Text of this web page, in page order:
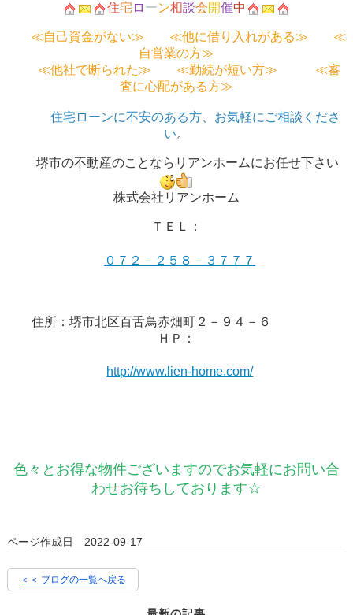
住宅 ロ ーン相談会開催中
≪自己資金がない≫ ≪他に借り入れがある≫ ≪
自営業の方≫
≪他社で断られた≫ ≪勤続が短い方≫ ≪審
査に心配がある方≫
住宅ローンに不安のある方、お気軽にご相談くださ
い。
堺市の不動産のことならリアンホームにお任せ下さい
株式会社リアンホーム
ＴＥＬ：
０７２－２５８－３７７７
住所：堺市北区百舌鳥赤畑町２－９４－６
ＨＰ：
http://www.lien-home.com/
色々とお得な物件ございますのでお気軽にお問い合
わせお待ちしております☆
ページ作成日 2022-09-17
＜＜ ブログの一覧へ戻る